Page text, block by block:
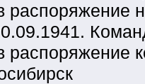
распоряжение
распоряжение